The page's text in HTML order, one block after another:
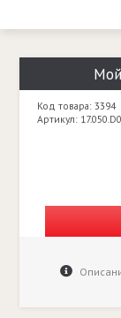
Код товара: 3394
Артикул: